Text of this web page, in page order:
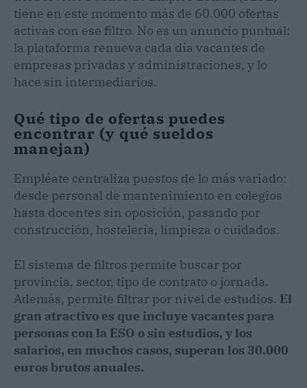
tiene en este momento más de 60.000 ofertas
activas con ese filtro. No es un anuncio puntual:
la plataforma renueva cada día vacantes de
empresas privadas y administraciones, y lo
hace sin intermediarios.
Qué tipo de ofertas puedes
encontrar (y qué sueldos
manejan)
Empléate centraliza puestos de lo más variado:
desde personal de mantenimiento en colegios
hasta docentes sin oposición, pasando por
construcción, hostelería, limpieza o cuidados.
El sistema de filtros permite buscar por
provincia, sector, tipo de contrato o jornada.
Además, permite filtrar por nivel de estudios. El
gran atractivo es que incluye vacantes para
personas con la ESO o sin estudios, y los
salarios, en muchos casos, superan los 30.000
euros brutos anuales.